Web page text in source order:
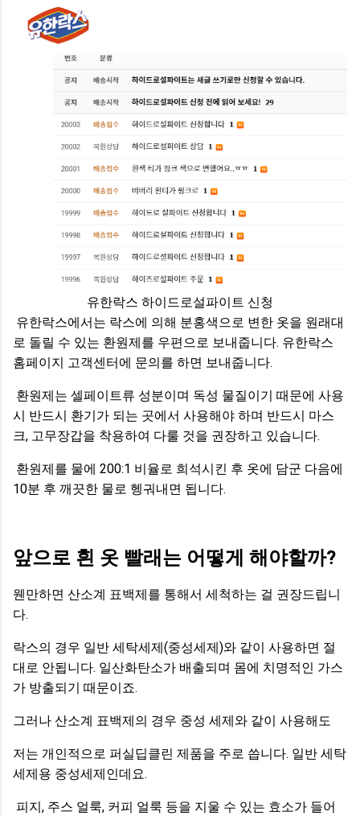
유한락스 하이드로설파이트 신청
유한락스에서는 락스에 의해 분홍색으로 변한 옷을 원래대
로 돌릴 수 있는 환원제를 우편으로 보내줍니다. 유한락스
홈페이지 고객센터에 문의를 하면 보내줍니다.
환원제는 셀페이트류 성분이며 독성 물질이기 때문에 사용
시 반드시 환기가 되는 곳에서 사용해야 하며 반드시 마스
크, 고무장갑을 착용하여 다룰 것을 권장하고 있습니다.
환원제를 물에 200:1 비율로 희석시킨 후 옷에 담군 다음에
10분 후 깨끗한 물로 헹궈내면 됩니다.
앞으로 흰 옷 빨래는 어떻게 해야할까?
웬만하면 산소계 표백제를 통해서 세척하는 걸 권장드립니
다.
락스의 경우 일반 세탁세제(중성세제)와 같이 사용하면 절
대로 안됩니다. 일산화탄소가 배출되며 몸에 치명적인 가스
가 방출되기 때문이죠.
그러나 산소계 표백제의 경우 중성 세제와 같이 사용해도
저는 개인적으로 퍼실딥클린 제품을 주로 씁니다. 일반 세탁
세제용 중성세제인데요.
피지, 주스 얼룩, 커피 얼룩 등을 지울 수 있는 효소가 들어